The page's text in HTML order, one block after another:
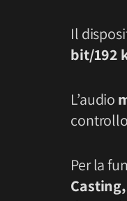
Il
bit/192
L’audio
Per la